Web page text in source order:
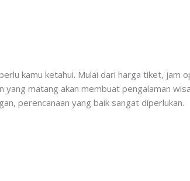
kamu ketahui. Mulai dari harga tiket, jam
matang akan membuat pengalaman
perencanaan yang baik sangat diperlukan.